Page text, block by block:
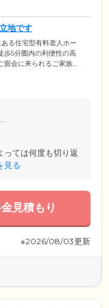
地です
る住宅型有料老人ホー
歩5分圏内の利便性の高
面会に来られるご家族
では、 ご入居者様・
い。
っては何度も切り返
見る
見積もり
※2026/08/03更新